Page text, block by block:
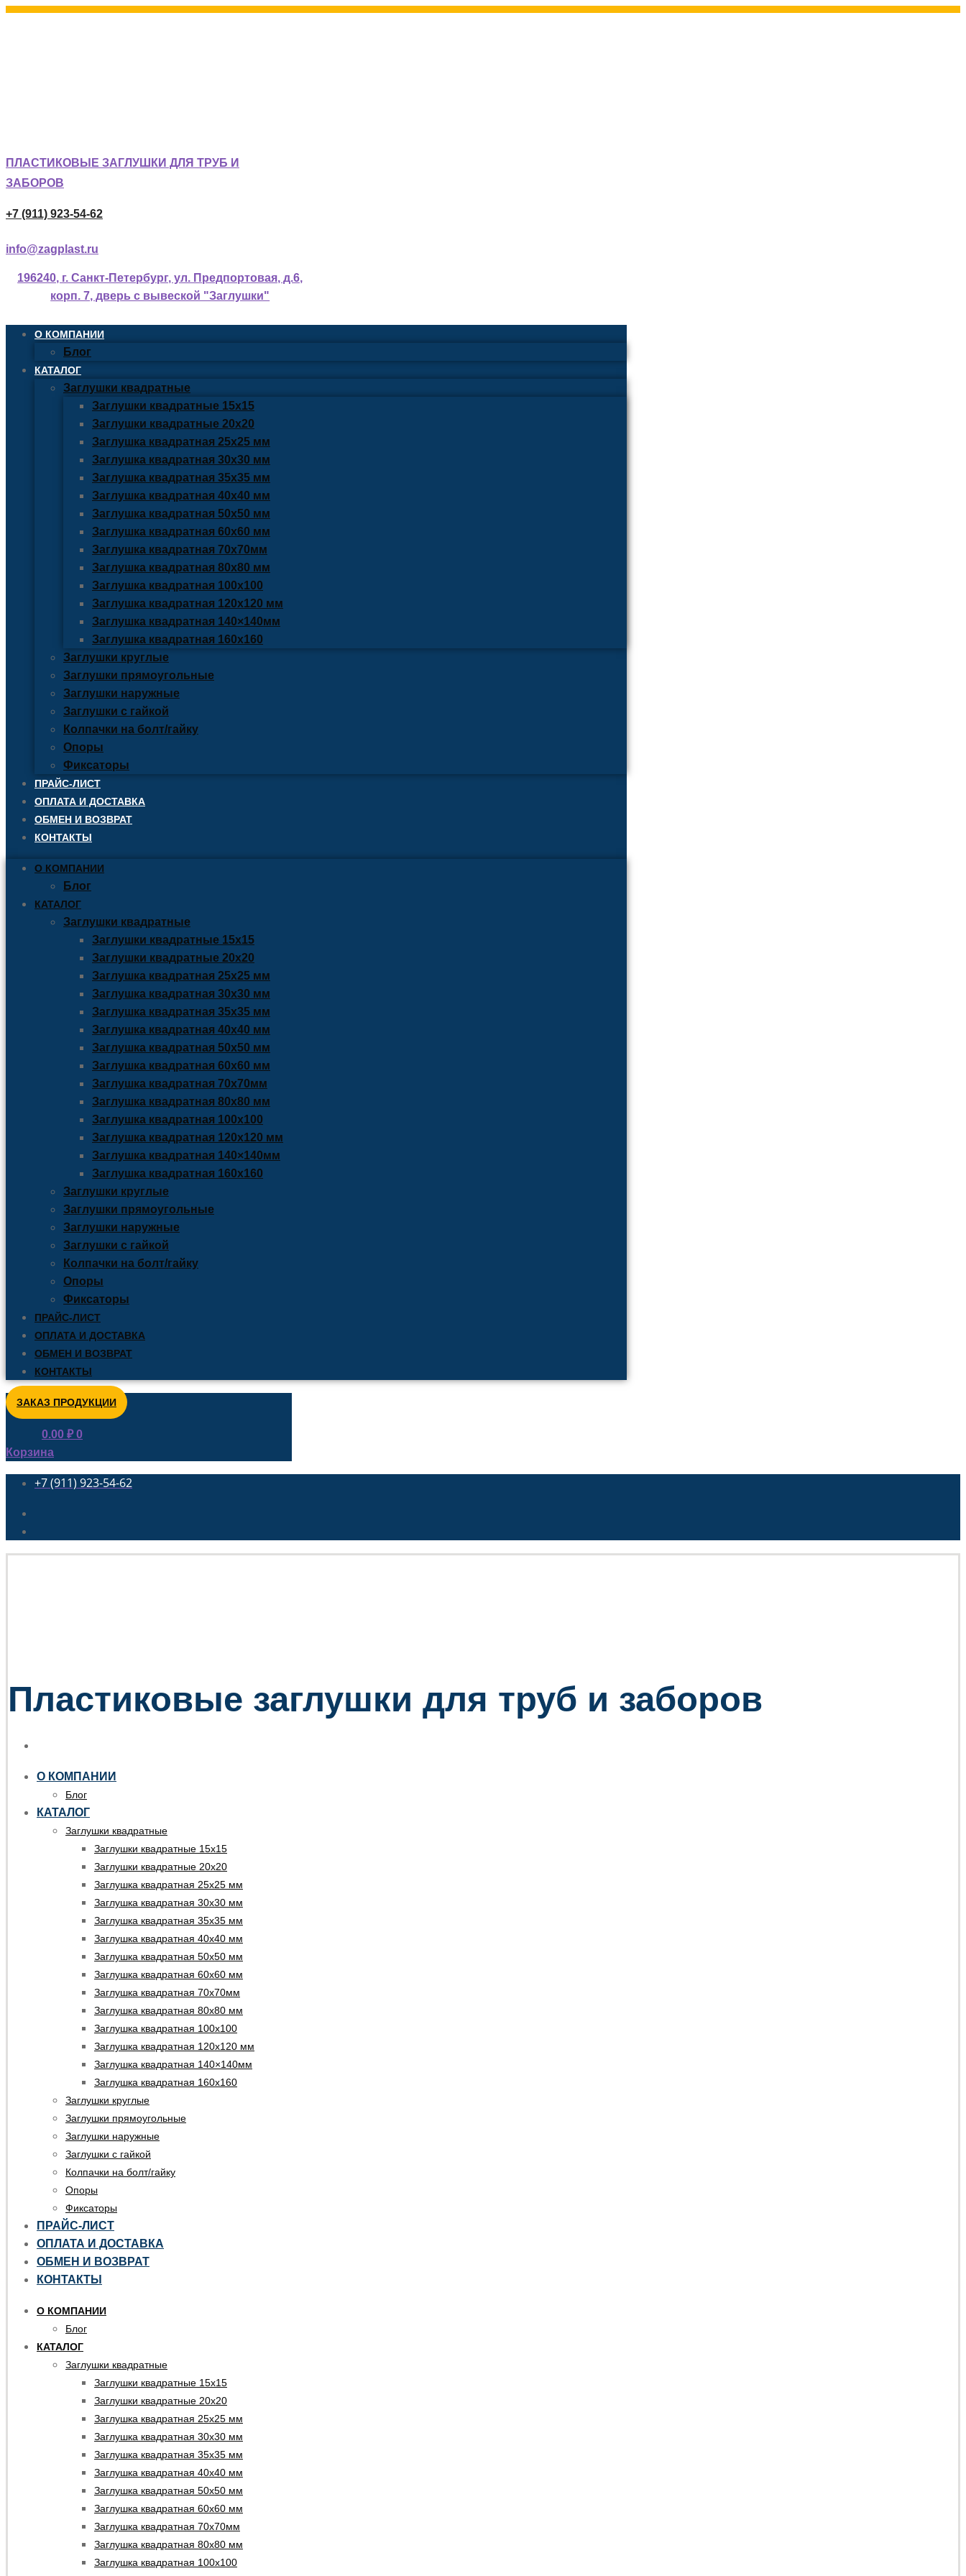
ПЛАСТИКОВЫЕ ЗАГЛУШКИ ДЛЯ ТРУБ И
ЗАБОРОВ
+7 (911) 923-54-62
info@zagplast.ru
196240, г. Санкт-Петербург, ул. Предпортовая, д.6,
корп. 7, дверь с вывеской "Заглушки"
О КОМПАНИИ
Блог
КАТАЛОГ
Заглушки квадратные
Заглушки квадратные 15х15
Заглушки квадратные 20х20
Заглушка квадратная 25х25 мм
Заглушка квадратная 30х30 мм
Заглушка квадратная 35х35 мм
Заглушка квадратная 40х40 мм
Заглушка квадратная 50х50 мм
Заглушка квадратная 60х60 мм
Заглушка квадратная 70х70мм
Заглушка квадратная 80х80 мм
Заглушка квадратная 100х100
Заглушка квадратная 120х120 мм
Заглушка квадратная 140×140мм
Заглушка квадратная 160х160
Заглушки круглые
Заглушки прямоугольные
Заглушки наружные
Заглушки с гайкой
Колпачки на болт/гайку
Опоры
Фиксаторы
ПРАЙС-ЛИСТ
ОПЛАТА И ДОСТАВКА
ОБМЕН И ВОЗВРАТ
КОНТАКТЫ
О КОМПАНИИ
Блог
КАТАЛОГ
Заглушки квадратные
Заглушки квадратные 15х15
Заглушки квадратные 20х20
Заглушка квадратная 25х25 мм
Заглушка квадратная 30х30 мм
Заглушка квадратная 35х35 мм
Заглушка квадратная 40х40 мм
Заглушка квадратная 50х50 мм
Заглушка квадратная 60х60 мм
Заглушка квадратная 70х70мм
Заглушка квадратная 80х80 мм
Заглушка квадратная 100х100
Заглушка квадратная 120х120 мм
Заглушка квадратная 140×140мм
Заглушка квадратная 160х160
Заглушки круглые
Заглушки прямоугольные
Заглушки наружные
Заглушки с гайкой
Колпачки на болт/гайку
Опоры
Фиксаторы
ПРАЙС-ЛИСТ
ОПЛАТА И ДОСТАВКА
ОБМЕН И ВОЗВРАТ
КОНТАКТЫ
ЗАКАЗ ПРОДУКЦИИ
0.00 ₽ 0
Корзина
+7 (911) 923-54-62
Пластиковые заглушки для труб и заборов
О КОМПАНИИ
Блог
КАТАЛОГ
Заглушки квадратные
Заглушки квадратные 15х15
Заглушки квадратные 20х20
Заглушка квадратная 25х25 мм
Заглушка квадратная 30х30 мм
Заглушка квадратная 35х35 мм
Заглушка квадратная 40х40 мм
Заглушка квадратная 50х50 мм
Заглушка квадратная 60х60 мм
Заглушка квадратная 70х70мм
Заглушка квадратная 80х80 мм
Заглушка квадратная 100х100
Заглушка квадратная 120х120 мм
Заглушка квадратная 140×140мм
Заглушка квадратная 160х160
Заглушки круглые
Заглушки прямоугольные
Заглушки наружные
Заглушки с гайкой
Колпачки на болт/гайку
Опоры
Фиксаторы
ПРАЙС-ЛИСТ
ОПЛАТА И ДОСТАВКА
ОБМЕН И ВОЗВРАТ
КОНТАКТЫ
О КОМПАНИИ
Блог
КАТАЛОГ
Заглушки квадратные
Заглушки квадратные 15х15
Заглушки квадратные 20х20
Заглушка квадратная 25х25 мм
Заглушка квадратная 30х30 мм
Заглушка квадратная 35х35 мм
Заглушка квадратная 40х40 мм
Заглушка квадратная 50х50 мм
Заглушка квадратная 60х60 мм
Заглушка квадратная 70х70мм
Заглушка квадратная 80х80 мм
Заглушка квадратная 100х100